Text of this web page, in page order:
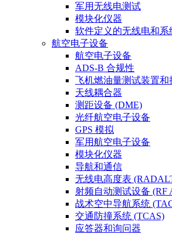
军用无线电测试
模块化仪器
软件定义的无线电和系
航空电子设备
航空电子设备
ADS-B 合规性
飞机燃油量测试装置和
天线耦合器
测距设备 (DME)
光纤航空电子设备
GPS 模拟
军用航空电子设备
模块化仪器
导航和通信
无线电高度表
射频自动测试设备 (RF
战术空中导航系统
交通防撞系统 (TCAS)
应答器和询问器